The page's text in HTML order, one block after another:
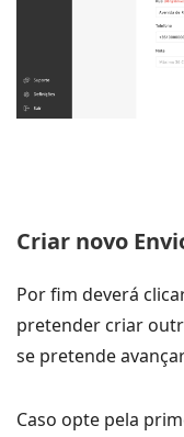
Criar novo
Por fim deverá
pretender criar
se pretende
Caso opte pela